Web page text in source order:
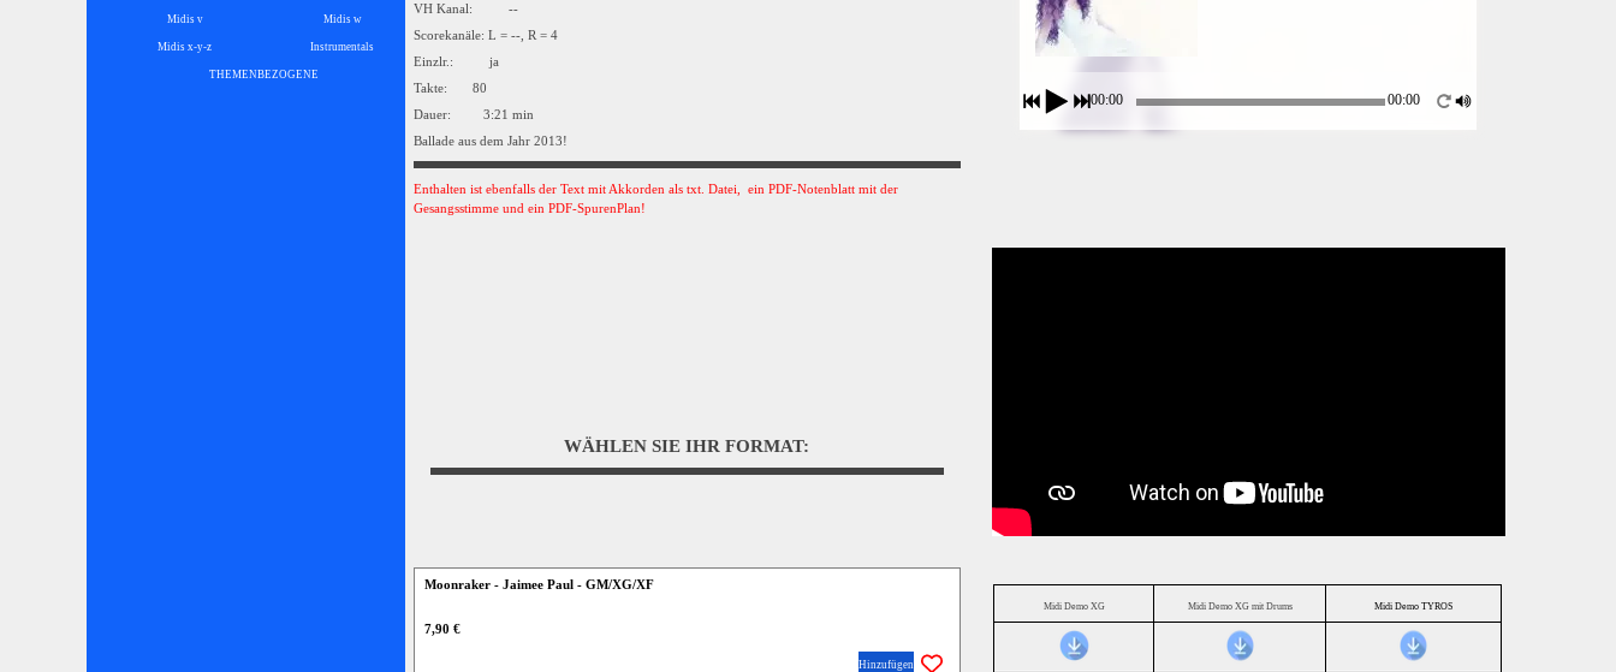
Midis v Midis w
Midis x-y-z Instrumentals
THEMENBEZOGENE
VH Kanal: --
Scorekanäle: L = --, R = 4
Einzlr.: ja
Takte: 80
Dauer: 3:21 min
Ballade aus dem Jahr 2013!
Enthalten ist ebenfalls der Text mit Akkorden als txt. Datei, ein PDF-Notenblatt mit der
Gesangsstimme und ein PDF-SpurenPlan!
00:00 00:00
WÄHLEN SIE IHR FORMAT:
Moonraker - Jaimee Paul - GM/XG/XF
7,90 €
Hinzufügen
Midi Demo XG Midi Demo XG mit Drums Midi Demo TYROS